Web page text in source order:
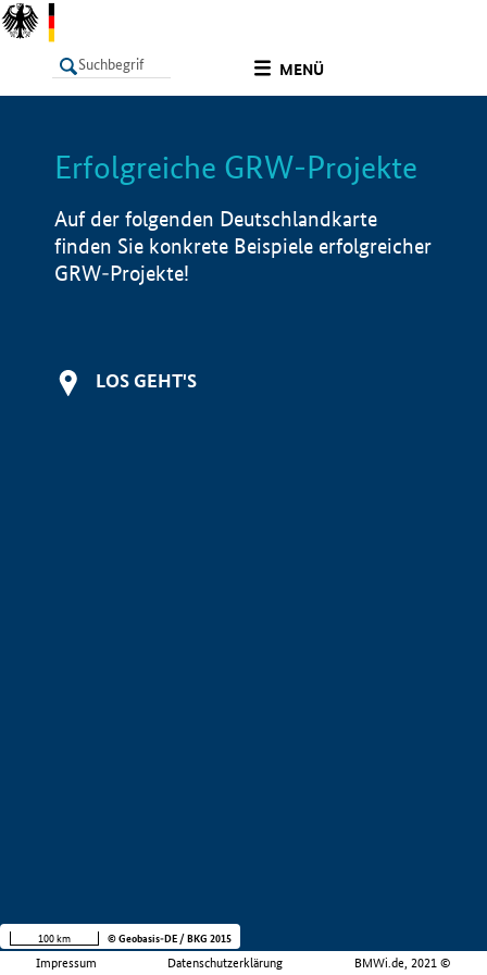
MENÜ
LISTE Info
Erfolgreiche GRW-Projekte
Auf der folgenden Deutschlandkarte
finden Sie konkrete Beispiele erfolgreicher
GRW-Projekte!
LOS GEHT'S
Impressum Datenschutzerklärung BMWi.de, 2021 ©
100 km © Geobasis-DE / BKG 2015